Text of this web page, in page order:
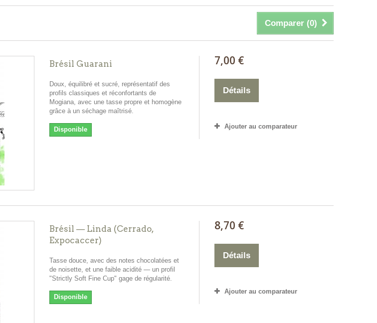
Comparer (0)
Brésil Guarani
Doux, équilibré et sucré, représentatif des
profils classiques et réconfortants de
Mogiana, avec une tasse propre et homogène
grâce à un séchage maîtrisé.
Disponible
7,00 €
Détails
Ajouter au comparateur
Brésil — Linda (Cerrado,
Expocaccer)
Tasse douce, avec des notes chocolatées et
de noisette, et une faible acidité — un profil
"Strictly Soft Fine Cup" gage de régularité.
Disponible
8,70 €
Détails
Ajouter au comparateur